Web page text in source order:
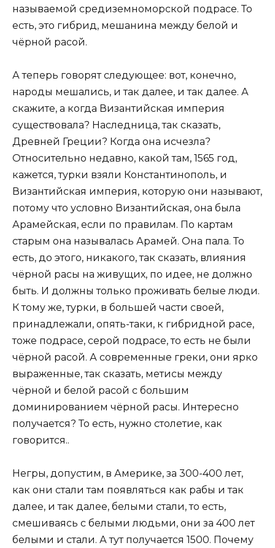
называемой средиземноморской подрасе. То
есть, это гибрид, мешанина между белой и
чёрной расой.
А теперь говорят следующее: вот, конечно,
народы мешались, и так далее, и так далее. А
скажите, а когда Византийская империя
существовала? Наследница, так сказать,
Древней Греции? Когда она исчезла?
Относительно недавно, какой там, 1565 год,
кажется, турки взяли Константинополь, и
Византийская империя, которую они называют,
потому что условно Византийская, она была
Арамейская, если по правилам. По картам
старым она называлась Арамей. Она пала. То
есть, до этого, никакого, так сказать, влияния
чёрной расы на живущих, по идее, не должно
быть. И должны только проживать белые люди.
К тому же, турки, в большей части своей,
принадлежали, опять-таки, к гибридной расе,
тоже подрасе, серой подрасе, то есть не были
чёрной расой. А современные греки, они ярко
выраженные, так сказать, метисы между
чёрной и белой расой с большим
доминированием чёрной расы. Интересно
получается? То есть, нужно столетие, как
говорится..
Негры, допустим, в Америке, за 300-400 лет,
как они стали там появляться как рабы и так
далее, и так далее, белыми стали, то есть,
смешиваясь с белыми людьми, они за 400 лет
белыми и стали. А тут получается 1500. Почему